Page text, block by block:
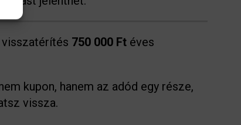
visszatérítés 750 000 Ft éves
kupon, hanem az adód egy része,
vissza.